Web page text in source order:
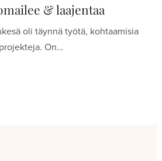
& laajentaa
oli täynnä työtä, kohtaamisia
On…